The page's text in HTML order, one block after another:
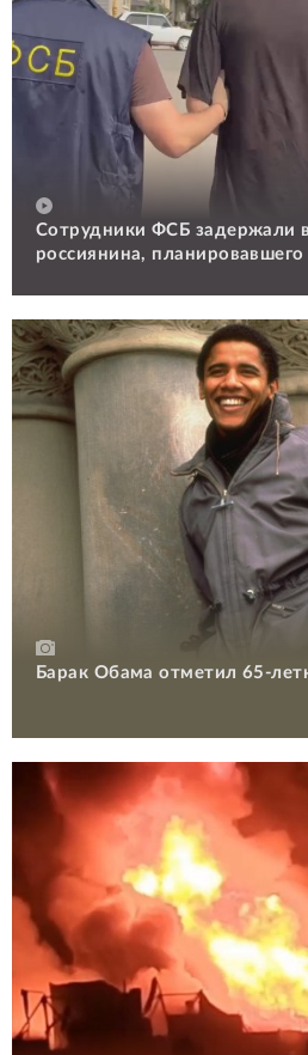
Сотрудники ФСБ задержали
россиянина,
Барак Обама отметил 65-